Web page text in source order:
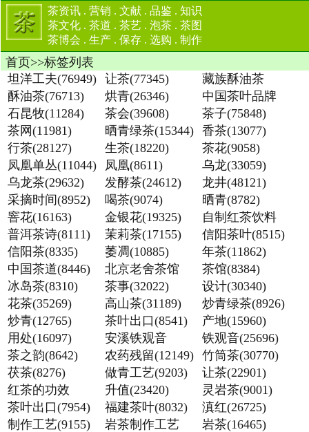
茶资讯 . 营销 . 文献 . 品鉴 . 知识
茶文化 . 茶道 . 茶艺 . 泡茶 . 茶图
茶博会 . 生产 . 保存 . 选购 . 制作
首页>>标签列表
坦洋工夫(76949) 让茶(77345)
藏族酥油茶
(75058)
酥油茶(76713) 烘青(26346)
中国茶叶品牌
(74825)
石昆牧(11284) 茶会(39608)
茶子(75848)
茶网(11981)
晒青绿茶(15344) 香茶(13077)
行茶(28127)
生茶(18220)
茶花(9058)
凤凰单丛(11044)
凤凰(8611)
乌龙(33059)
乌龙茶(29632)
发酵茶(24612)
龙井(48121)
采摘时间(8952)
喝茶(9074)
晒青(8782)
窨花(16163)
金银花(19325)
自制红茶饮料
(8917)
普洱茶诗(8111) 茉莉茶(17155)
信阳茶叶(8515)
信阳茶(8335)
萎凋(10885)
年茶(11862)
中国茶道(8446)
北京老舍茶馆
(8356)
茶馆(8384)
冰岛茶(8310)
茶事(32022)
设计(30340)
花茶(35269)
高山茶(31189)
炒青绿茶(8926)
炒青(12765)
茶叶出口(8541)
产地(15960)
用处(16097)
安溪铁观音
(15960)
铁观音(25696)
茶之韵(8642)
农药残留(12149) 竹筒茶(30770)
茯茶(8276)
做青工艺(9203)
让茶(22901)
红茶的功效
(16411)
升值(23420)
灵岩茶(9001)
茶叶出口(7954)
福建茶叶(8032)
滇红(26725)
制作工艺(9155)
岩茶制作工艺
岩茶(16465)